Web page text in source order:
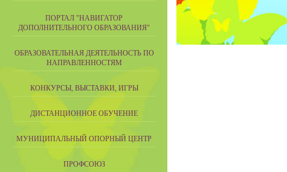
ПОРТАЛ "НАВИГАТОР
ДОПОЛНИТЕЛЬНОГО ОБРАЗОВАНИЯ"
ОБРАЗОВАТЕЛЬНАЯ ДЕЯТЕЛЬНОСТЬ ПО
НАПРАВЛЕННОСТЯМ
КОНКУРСЫ, ВЫСТАВКИ, ИГРЫ
ДИСТАНЦИОННОЕ ОБУЧЕНИЕ
МУНИЦИПАЛЬНЫЙ ОПОРНЫЙ ЦЕНТР
ПРОФСОЮЗ